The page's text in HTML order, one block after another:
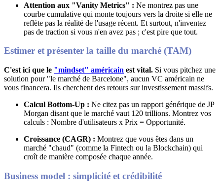
Attention aux "Vanity Metrics" : Ne montrez pas une
courbe cumulative qui monte toujours vers la droite si elle ne
reflète pas la réalité de l'usage récent. Et surtout, n'inventez
pas de traction si vous n'en avez pas ; c'est pire que tout.
Estimer et présenter la taille du marché (TAM)
C'est ici que le "mindset" américain est vital. Si vous pitchez une
solution pour "le marché de Barcelone", aucun VC américain ne
vous financera. Ils cherchent des retours sur investissement massifs.
Calcul Bottom-Up : Ne citez pas un rapport générique de JP
Morgan disant que le marché vaut 120 trillions. Montrez vos
calculs : Nombre d'utilisateurs x Prix = Opportunité.
Croissance (CAGR) : Montrez que vous êtes dans un
marché "chaud" (comme la Fintech ou la Blockchain) qui
croît de manière composée chaque année.
Business model : simplicité et crédibilité